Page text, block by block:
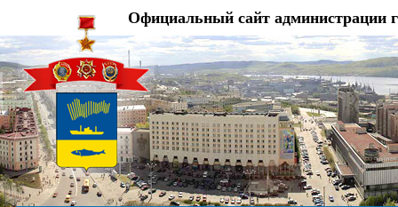
Официальный сайт администрации